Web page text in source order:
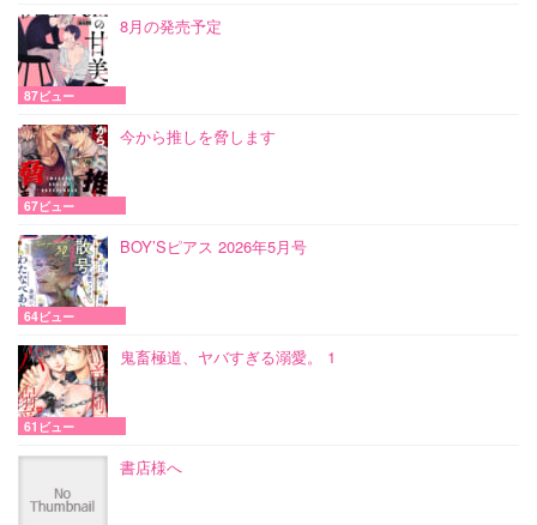
8月の発売予定
87ビュー
今から推しを脅します
67ビュー
BOY’Sピアス 2026年5月号
64ビュー
鬼畜極道、ヤバすぎる溺愛。 1
61ビュー
書店様へ